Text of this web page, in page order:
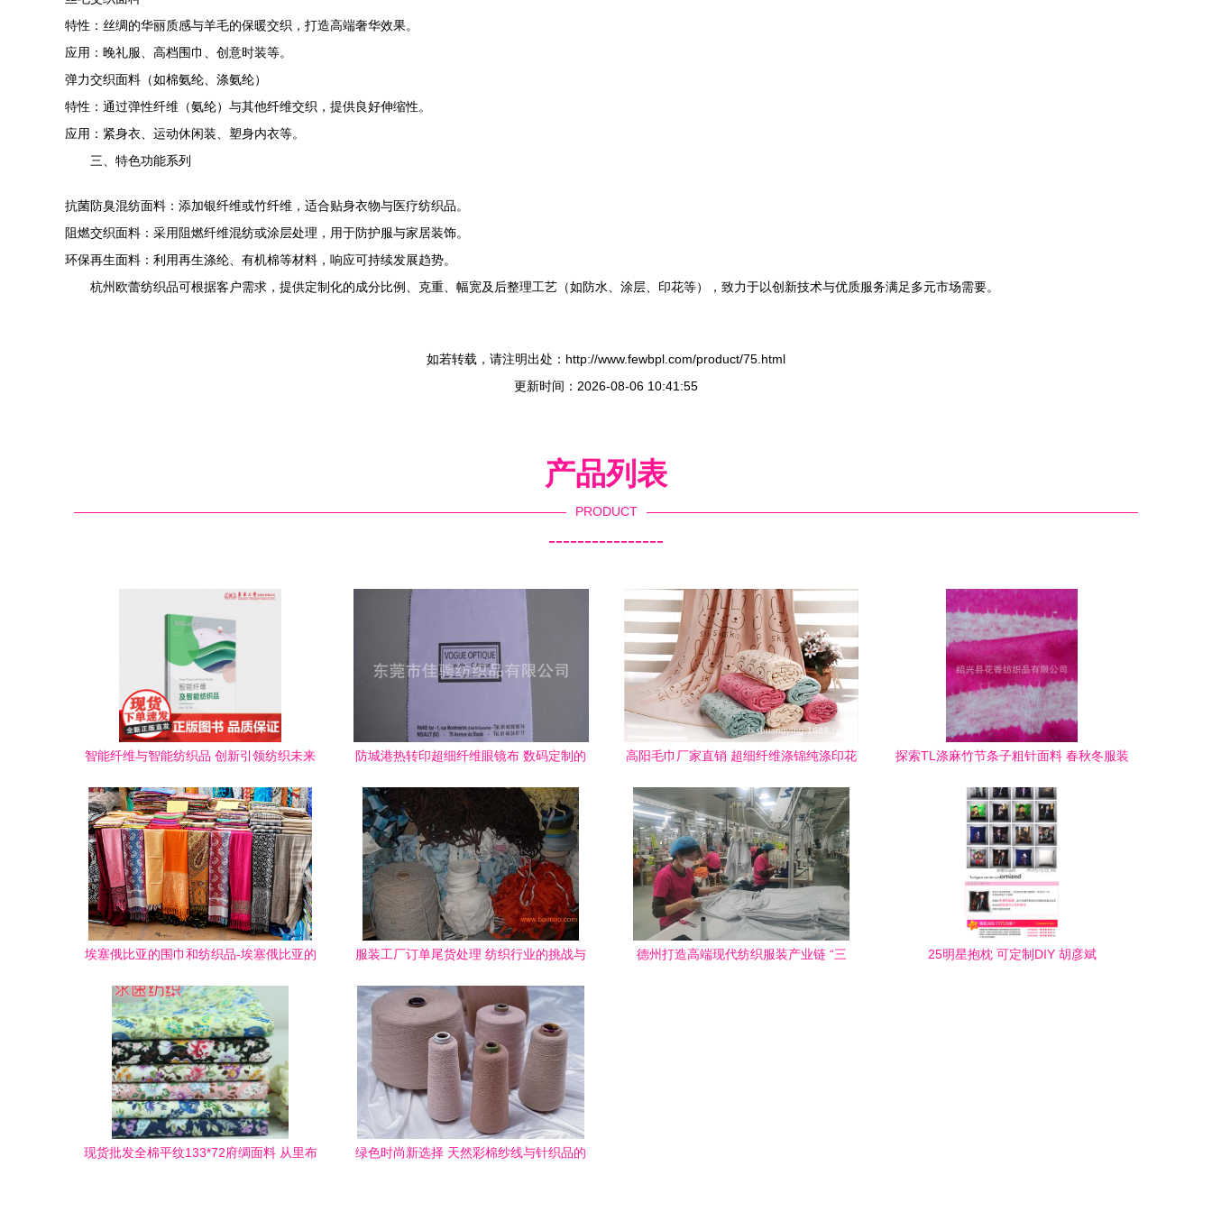
特性：丝绸的华丽质感与羊毛的保暖交织，打造高端奢华效果。
应用：晚礼服、高档围巾、创意时装等。
弹力交织面料（如棉氨纶、涤氨纶）
特性：通过弹性纤维（氨纶）与其他纤维交织，提供良好伸缩性。
应用：紧身衣、运动休闲装、塑身内衣等。
三、特色功能系列
抗菌防臭混纺面料：添加银纤维或竹纤维，适合贴身衣物与医疗纺织品。
阻燃交织面料：采用阻燃纤维混纺或涂层处理，用于防护服与家居装饰。
环保再生面料：利用再生涤纶、有机棉等材料，响应可持续发展趋势。
杭州欧蕾纺织品可根据客户需求，提供定制化的成分比例、克重、幅宽及后整理工艺（如防水、涂层、印花等），致力于以创新技术与优质服务满足多元市场需要。
如若转载，请注明出处：http://www.fewbpl.com/product/75.html
更新时间：2026-08-06 10:41:55
产品列表
PRODUCT
----------------
智能纤维与智能纺织品 创新引领纺织未来
防城港热转印超细纤维眼镜布 数码定制的
高阳毛巾厂家直销 超细纤维涤锦纯涤印花
探索TL涤麻竹节条子粗针面料 春秋冬服装
埃塞俄比亚的围巾和纺织品-埃塞俄比亚的
服装工厂订单尾货处理 纺织行业的挑战与
德州打造高端现代纺织服装产业链 “三
25明星抱枕 可定制DIY 胡彦斌
现货批发全棉平纹133*72府绸面料 从里布
绿色时尚新选择 天然彩棉纱线与针织品的